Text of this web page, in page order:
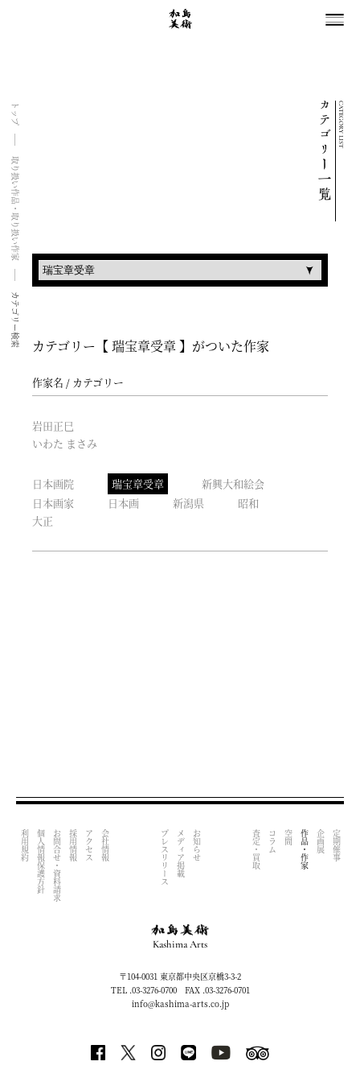
トップ
取り扱い作品・取り扱い作家
カテゴリー検索
CATEGORY LIST
カテゴリー【 瑞宝章受章 】がついた作家
作家名 カテゴリー
岩田正巳
いわた まさみ
日本画院 瑞宝章受章
新興大和絵会
日本画家
日本画 新潟県
昭和
大正
定期催事
企画展
作品・作家
空間
コラム
査定・買取
お知らせ
メディア掲載
プレスリリース
会社情報
アクセス
採用情報
お問合せ・資料請求
個人情報保護方針
利用規約
Kashima Arts
〒104-0031 東京都中央区京橋3-3-2
TEL .03-3276-0700 FAX .03-3276-0701
info@kashima-arts.co.jp